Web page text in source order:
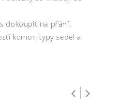
dokoupit na přání.
komor, typy sedel a